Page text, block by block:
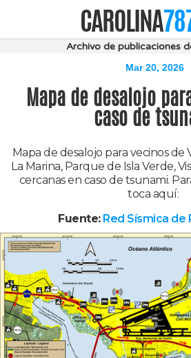
CAROLINA
Archivo de publicaciones
Mar 20, 2026
Mapa de desalojo
caso de
Mapa de desalojo para vecinos de
La Marina, Parque de Isla Verde,
cercanas en caso de tsunami.
toca aquí:
Fuente: Red Sísmica de